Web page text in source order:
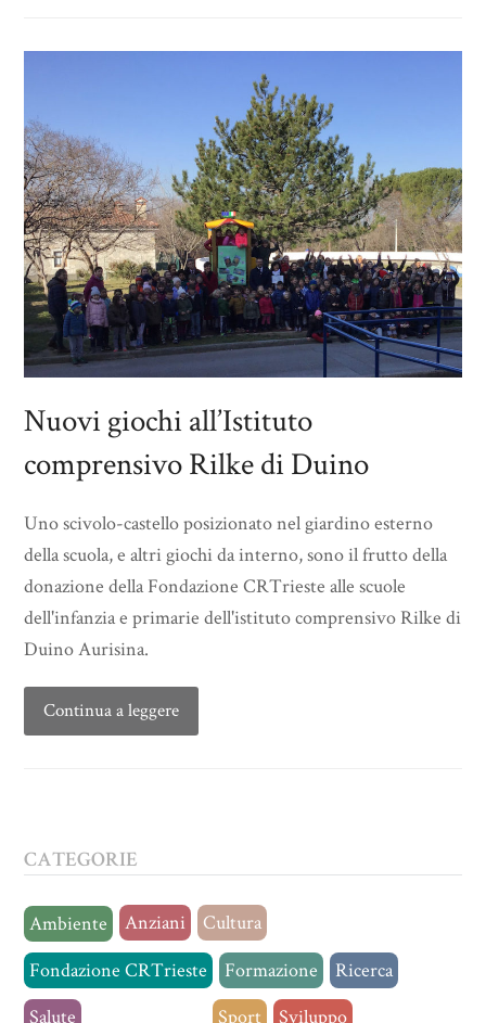
Nuovi giochi all’Istituto
comprensivo Rilke di Duino
Uno scivolo-castello posizionato nel giardino esterno
della scuola, e altri giochi da interno, sono il frutto della
donazione della Fondazione CRTrieste alle scuole
dell'infanzia e primarie dell'istituto comprensivo Rilke di
Duino Aurisina.
Continua a leggere
CATEGORIE
Ambiente Anziani
Cultura
Fondazione CRTrieste
Formazione
Ricerca
Salute
Sport Sviluppo